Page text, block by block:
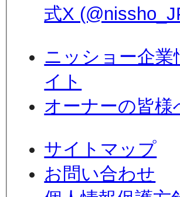
式X
ニッショー企業
イト
オーナーの皆様
サイトマップ
お問い合わせ